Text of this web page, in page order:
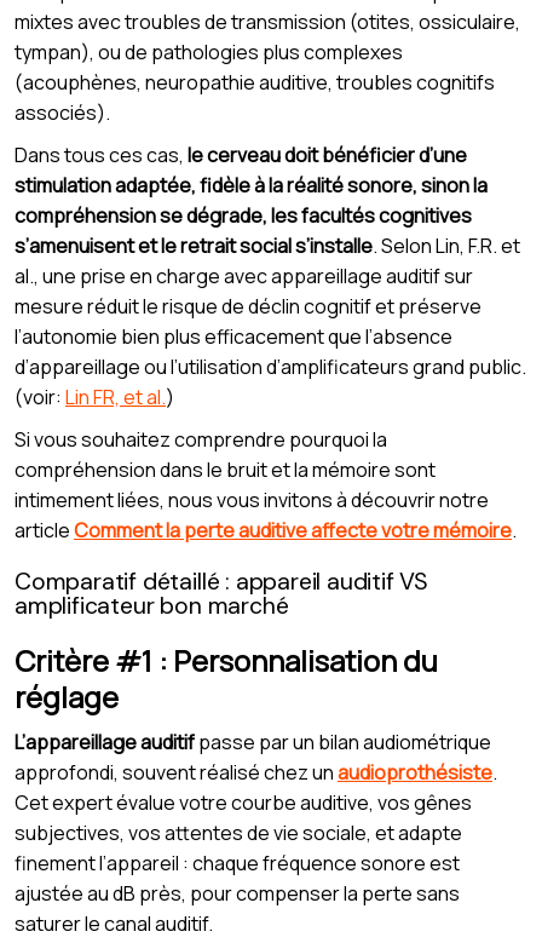
mixtes avec troubles de transmission (otites, ossiculaire,
tympan), ou de pathologies plus complexes
(acouphènes, neuropathie auditive, troubles cognitifs
associés).
Dans tous ces cas, le cerveau doit bénéficier d’une
stimulation adaptée, fidèle à la réalité sonore, sinon la
compréhension se dégrade, les facultés cognitives
s’amenuisent et le retrait social s’installe. Selon Lin, F.R. et
al., une prise en charge avec appareillage auditif sur
mesure réduit le risque de déclin cognitif et préserve
l’autonomie bien plus efficacement que l’absence
d’appareillage ou l’utilisation d’amplificateurs grand public.
(voir: Lin FR, et al.)
Si vous souhaitez comprendre pourquoi la
compréhension dans le bruit et la mémoire sont
intimement liées, nous vous invitons à découvrir notre
articleComment la perte auditive affecte votre mémoire.
Comparatif détaillé : appareil auditif VS
amplificateur bon marché
Critère #1 : Personnalisation du
réglage
L’appareillage auditifpasse par un bilan audiométrique
approfondi, souvent réalisé chez unaudioprothésiste.
Cet expert évalue votre courbe auditive, vos gênes
subjectives, vos attentes de vie sociale, et adapte
finement l’appareil : chaque fréquence sonore est
ajustée au dB près, pour compenser la perte sans
saturer le canal auditif.